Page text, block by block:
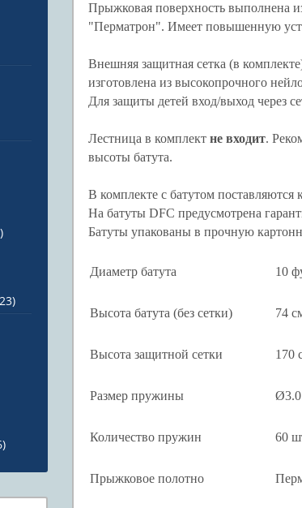
Прыжковая поверхность выполнена
"Перматрон". Имеет повышенную
Внешняя защитная сетка (в
изготовлена из высокопрочного
Для защиты детей вход/выход через
Лестница в комплект не входит.
высоты батута.
В комплекте с батутом
На батуты DFC предусмотрена
Батуты упакованы в прочную
Диаметр батута 10
Высота батута (без сетки) 74
Высота защитной сетки 170
Размер пружины
Количество пружин 60
Прыжковое полотно